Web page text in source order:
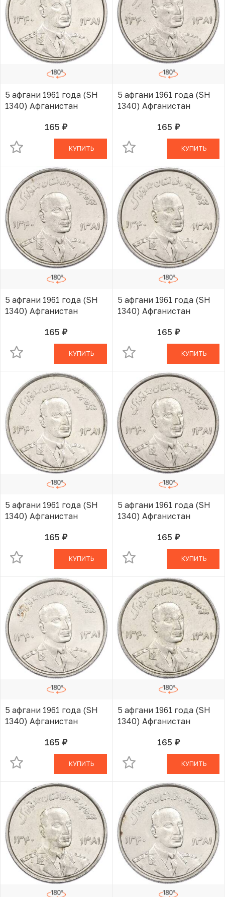
5 афгани 1961 года (SH
1340) Афганистан
165 руб.В КОРЗИНЕ
КУПИТЬ
5 афгани 1961 года (SH
1340) Афганистан
165 руб.В КОРЗИНЕ
КУПИТЬ
5 афгани 1961 года (SH
1340) Афганистан
165 руб.В КОРЗИНЕ
КУПИТЬ
5 афгани 1961 года (SH
1340) Афганистан
165 руб.В КОРЗИНЕ
КУПИТЬ
5 афгани 1961 года (SH
1340) Афганистан
165 руб.В КОРЗИНЕ
КУПИТЬ
5 афгани 1961 года (SH
1340) Афганистан
165 руб.В КОРЗИНЕ
КУПИТЬ
5 афгани 1961 года (SH
1340) Афганистан
165 руб.В КОРЗИНЕ
КУПИТЬ
5 афгани 1961 года (SH
1340) Афганистан
165 руб.В КОРЗИНЕ
КУПИТЬ